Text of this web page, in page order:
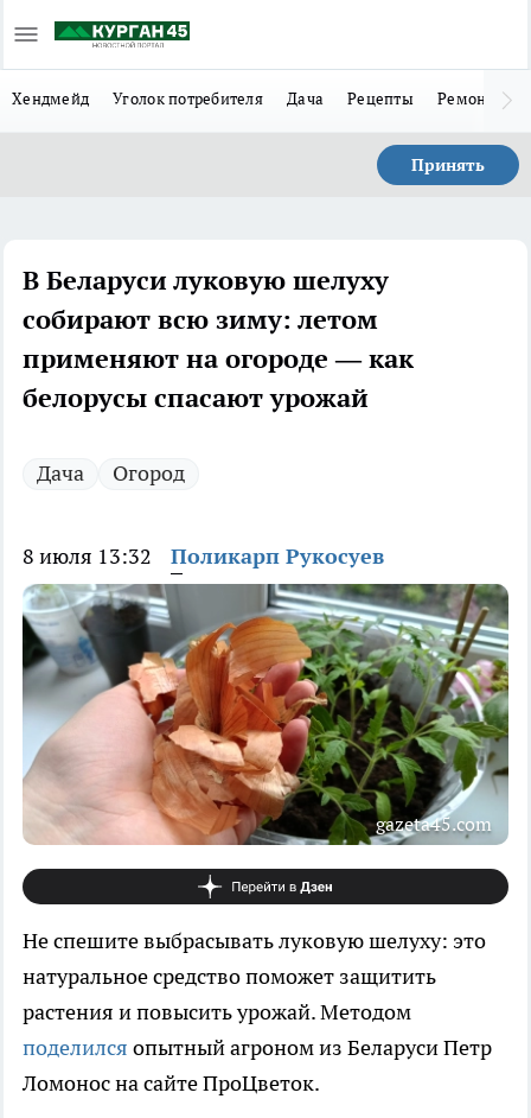
Хендмейд Уголок потребителя Дача Рецепты Ремонт
Принять
В Беларуси луковую шелуху
собирают всю зиму: летом
применяют на огороде — как
белорусы спасают урожай
Дача Огород
8 июля 13:32 Поликарп Рукосуев
gazeta45.com
Не спешите выбрасывать луковую шелуху: это
натуральное средство поможет защитить
растения и повысить урожай. Методом
поделился опытный агроном из Беларуси Петр
Ломонос на сайте ПроЦветок.